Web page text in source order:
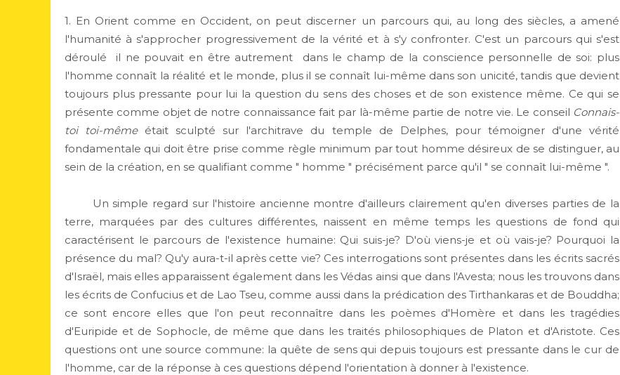
1. En Orient comme en Occident, on peut discerner un parcours qui, au long des siècles, a amené
l'humanité à s'approcher progressivement de la vérité et à s'y confronter. C'est un parcours qui s'est
déroulé  il ne pouvait en être autrement  dans le champ de la conscience personnelle de soi: plus
l'homme connaît la réalité et le monde, plus il se connaît lui-même dans son unicité, tandis que devient
toujours plus pressante pour lui la question du sens des choses et de son existence même. Ce qui se
présente comme objet de notre connaissance fait par là-même partie de notre vie. Le conseil Connais-
toi toi-mêmeétait sculpté sur l'architrave du temple de Delphes, pour témoigner d'une vérité
fondamentale qui doit être prise comme règle minimum par tout homme désireux de se distinguer, au
sein de la création, en se qualifiant comme " homme " précisément parce qu'il " se connaît lui-même ".
Un simple regard sur l'histoire ancienne montre d'ailleurs clairement qu'en diverses parties de la
terre, marquées par des cultures différentes, naissent en même temps les questions de fond qui
caractérisent le parcours de l'existence humaine: Qui suis-je? D'où viens-je et où vais-je? Pourquoi la
présence du mal? Qu'y aura-t-il après cette vie? Ces interrogations sont présentes dans les écrits sacrés
d'Israël, mais elles apparaissent également dans les Védas ainsi que dans l'Avesta; nous les trouvons dans
les écrits de Confucius et de Lao Tseu, comme aussi dans la prédication des Tirthankaras et de Bouddha;
ce sont encore elles que l'on peut reconnaître dans les poèmes d'Homère et dans les tragédies
d'Euripide et de Sophocle, de même que dans les traités philosophiques de Platon et d'Aristote. Ces
questions ont une source commune: la quête de sens qui depuis toujours est pressante dans le cur de
l'homme, car de la réponse à ces questions dépend l'orientation à donner à l'existence.